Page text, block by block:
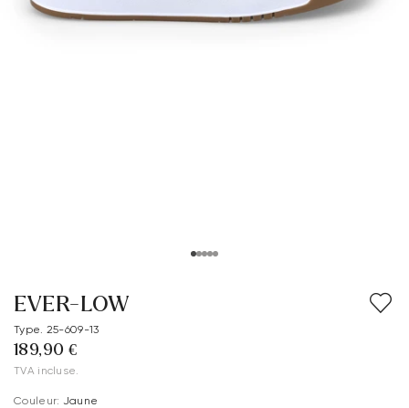
EVER-LOW
Type. 25-609-13
189,90 €
TVA incluse.
Couleur: Jaune